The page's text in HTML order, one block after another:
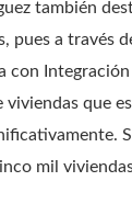
también
pues a través
con
que
mil